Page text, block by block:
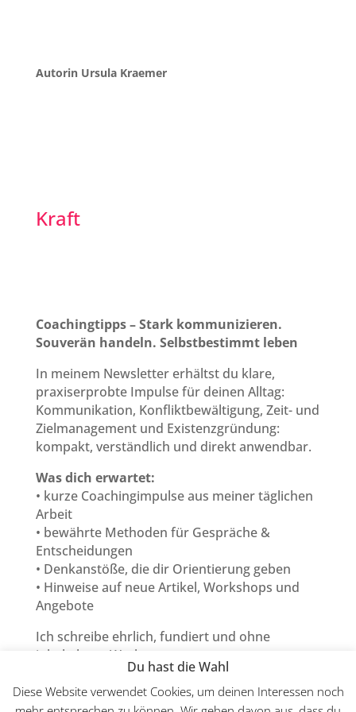
Autorin Ursula Kraemer
Kraft
Coachingtipps – Stark kommunizieren.
Souverän handeln. Selbstbestimmt leben
In meinem Newsletter erhältst du klare,
praxiserprobte Impulse für deinen Alltag:
Kommunikation, Konfliktbewältigung, Zeit- und
Zielmanagement und Existenzgründung:
kompakt, verständlich und direkt anwendbar.
Was dich erwartet:
• kurze Coachingimpulse aus meiner täglichen
Arbeit
• bewährte Methoden für Gespräche &
Entscheidungen
• Denkanstöße, die dir Orientierung geben
• Hinweise auf neue Artikel, Workshops und
Angebote
Ich schreibe ehrlich, fundiert und ohne
inhaltsleere Werbung.
Abmelden kannst du dich jederzeit mit einem
Klick.
Du hast die Wahl
Diese Website verwendet Cookies, um deinen Interessen noch